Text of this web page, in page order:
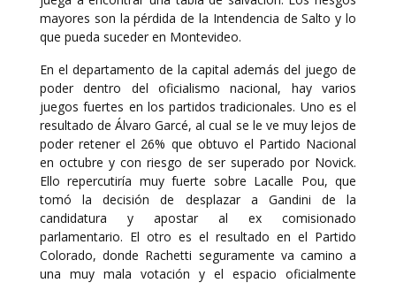
mayores son la pérdida de la Intendencia de Salto y lo
que pueda suceder en Montevideo.
En el departamento de la capital además del juego de
poder dentro del oficialismo nacional, hay varios
juegos fuertes en los partidos tradicionales. Uno es el
resultado de Álvaro Garcé, al cual se le ve muy lejos de
poder retener el 26% que obtuvo el Partido Nacional
en octubre y con riesgo de ser superado por Novick.
Ello repercutiría muy fuerte sobre Lacalle Pou, que
tomó la decisión de desplazar a Gandini de la
candidatura y apostar al ex comisionado
parlamentario. El otro es el resultado en el Partido
Colorado, donde Rachetti seguramente va camino a
una muy mala votación y el espacio oficialmente